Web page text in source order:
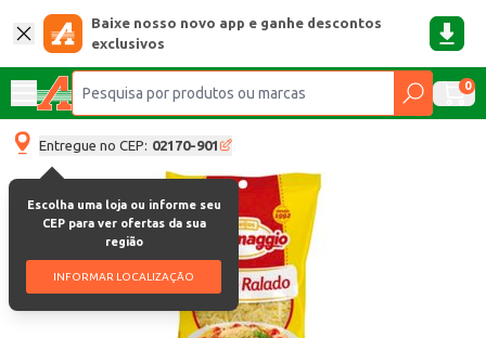
Baixe nosso novo app e ganhe descontos
exclusivos
0
Entregue no CEP: 02170-901
Escolha uma loja ou informe seu
CEP para ver ofertas da sua
região
INFORMAR LOCALIZAÇÃO